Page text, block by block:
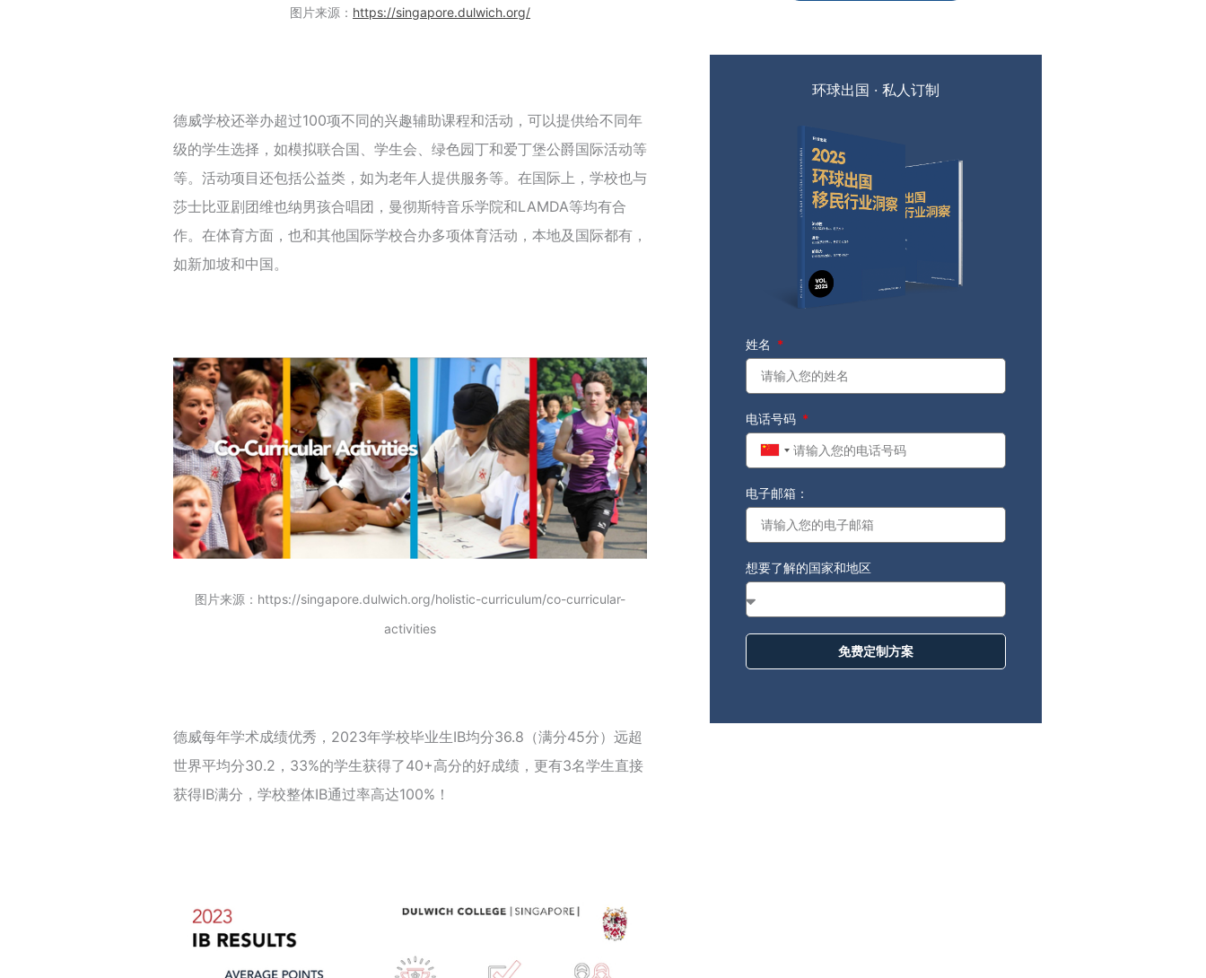
图片来源： https://singapore.dulwich.org/
德威学校还举办超过100项不同的兴趣辅助课程和活动，可以提供给不同年
级的学生选择，如模拟联合国、学生会、绿色园丁和爱丁堡公爵国际活动等
等。活动项目还包括公益类，如为老年人提供服务等。在国际上，学校也与
莎士比亚剧团维也纳男孩合唱团，曼彻斯特音乐学院和LAMDA等均有合
作。在体育方面，也和其他国际学校合办多项体育活动，本地及国际都有，
如新加坡和中国。
图片来源：https://singapore.dulwich.org/holistic-curriculum/co-curricular-
activities
德威每年学术成绩优秀，2023年学校毕业生IB均分36.8（满分45分）远超
世界平均分30.2，33%的学生获得了40+高分的好成绩，更有3名学生直接
获得IB满分，学校整体IB通过率高达100%！
环球出国 · 私人订制
姓名
电话号码
China
电子邮箱：
想要了解的国家和地区
免费定制方案